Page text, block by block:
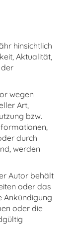
hinsichtlich
Aktualität,
wegen
Art,
bzw.
durch
werden
Autor behält
oder das
Ankündigung
oder die